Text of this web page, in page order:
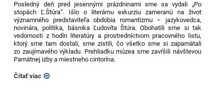
Posledný deň pred jesennými prázdninami sme sa vydali „Po
stopách Ľ.Štúra“. Išlo o literárnu exkurziu zameranú na život
významného predstaviteľa obdobia romantizmu – jazykovedca,
novinára, politika, básnika Ľudovíta Štúra. Obohatili sme si tak
vedomosti z hodín literatúry a prostredníctvom pracovného listu,
ktorý sme tam dostali, sme zistili, čo všetko sme si zapamätali
zo zaujímavého výkladu. Prehliadku múzea sme zavŕšili návštevou
Pamätnej izby a miestneho cintorína.
Čítať viac